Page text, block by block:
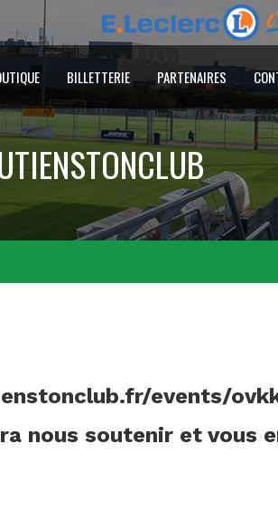
BILLETTERIE PARTENAIRES
events/
nous soutenir et vous